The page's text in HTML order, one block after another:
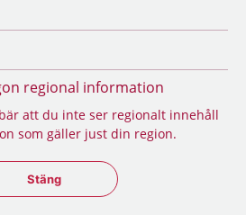
regional information
att du inte ser regionalt innehåll
som gäller just din region.
Stäng regionsväljaren
Stäng